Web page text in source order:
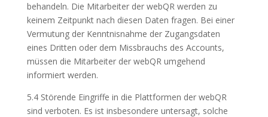
behandeln. Die Mitarbeiter der webQR werden zu
keinem Zeitpunkt nach diesen Daten fragen. Bei einer
Vermutung der Kenntnisnahme der Zugangsdaten
eines Dritten oder dem Missbrauchs des Accounts,
müssen die Mitarbeiter der webQR umgehend
informiert werden.
5.4 Störende Eingriffe in die Plattformen der webQR
sind verboten. Es ist insbesondere untersagt, solche